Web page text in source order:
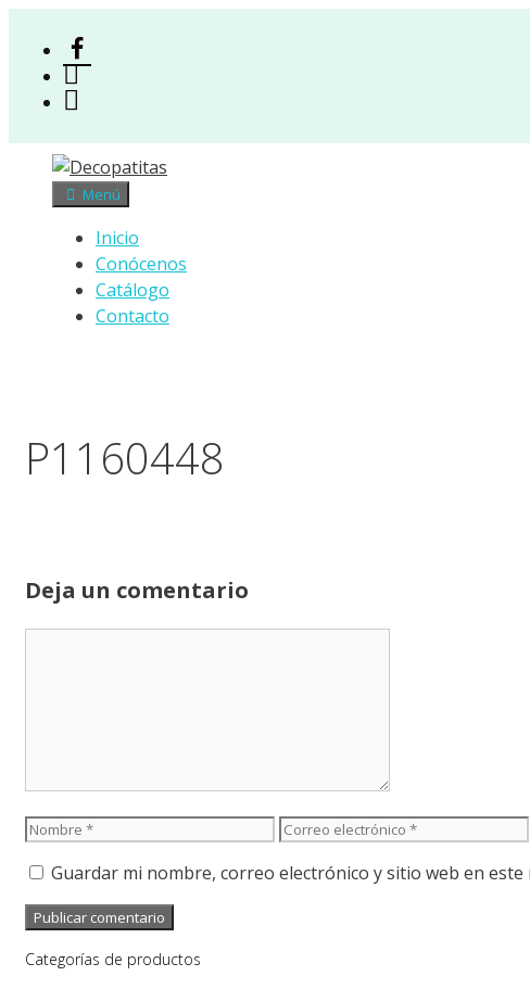
contenido
Menú
Inicio
Conócenos
Catálogo
Contacto
P1160448
Deja un comentario
Nombre
Correo
Guardar mi nombre, correo electrónico y sitio web en
Categorías de productos